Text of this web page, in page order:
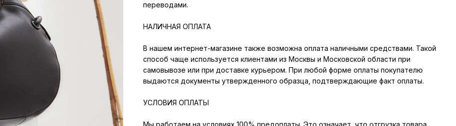
переводами.
НАЛИЧНАЯ ОПЛАТА
В нашем интернет-магазине также возможна оплата наличными средствами. Такой
способ чаще используется клиентами из Москвы и Московской области при
самовывозе или при доставке курьером. При любой форме оплаты покупателю
выдаются документы утвержденного образца, подтверждающие факт оплаты.
УСЛОВИЯ ОПЛАТЫ
Мы работаем на условиях 100% предоплаты. Это означает, что отгрузка товара